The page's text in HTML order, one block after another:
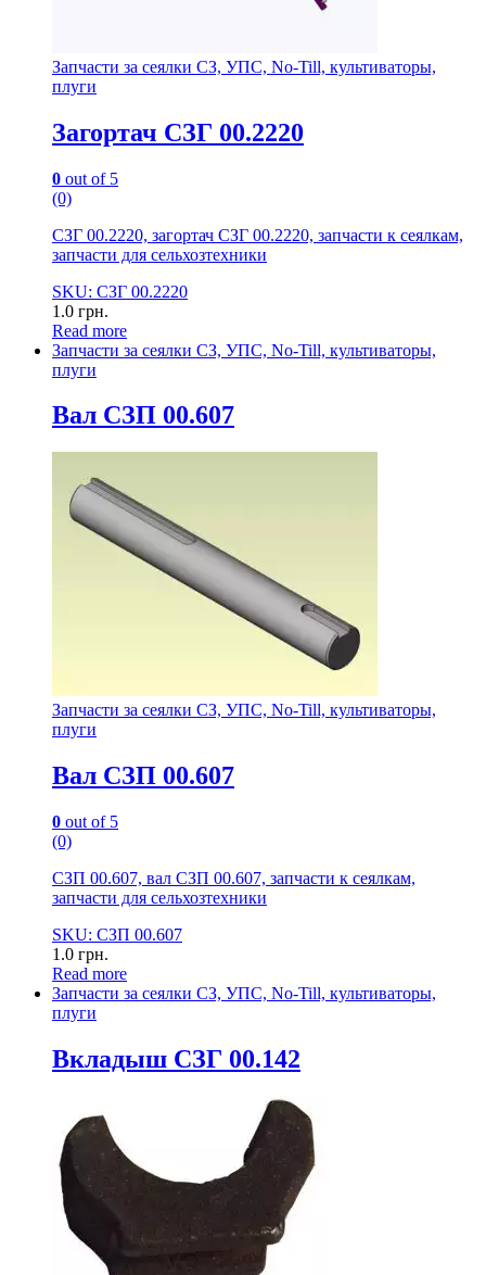
Запчасти за сеялки СЗ, УПС, No-Till, культиваторы,
плуги
Загортач СЗГ 00.2220
0 out of 5
(0)
СЗГ 00.2220, загортач СЗГ 00.2220, запчасти к сеялкам,
запчасти для сельхозтехники
SKU: СЗГ 00.2220
1.0 грн.
Read more
Запчасти за сеялки СЗ, УПС, No-Till, культиваторы,
плуги
Вал СЗП 00.607
Запчасти за сеялки СЗ, УПС, No-Till, культиваторы,
плуги
Вал СЗП 00.607
0 out of 5
(0)
СЗП 00.607, вал СЗП 00.607, запчасти к сеялкам,
запчасти для сельхозтехники
SKU: СЗП 00.607
1.0 грн.
Read more
Запчасти за сеялки СЗ, УПС, No-Till, культиваторы,
плуги
Вкладыш СЗГ 00.142